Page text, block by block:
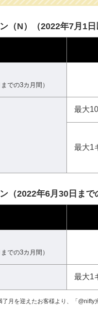
（N）（2022年7月1日
での3カ月間）
最大
最大1
（2022年6月30日まで
での3カ月間）
最大1
月を迎えたお客様より、「